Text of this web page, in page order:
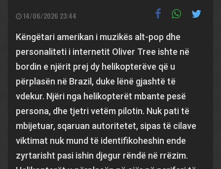
14/06/2026 23:44
Këngëtari amerikan i muzikës alt-pop dhe
personaliteti i internetit Oliver Tree ishte në
bordin e njërit prej dy helikopterëve që u
përplasën në Brazil, duke lënë gjashtë të
vdekur. Njëri nga helikopterët mbante pesë
persona, dhe tjetri vetëm pilotin. Nuk pati të
mbijetuar, sqaruan autoritetet, sipas të cilave
viktimat nuk mund të identifikoheshin ende
zyrtarisht pasi ishin djegur rëndë në rrëzim.